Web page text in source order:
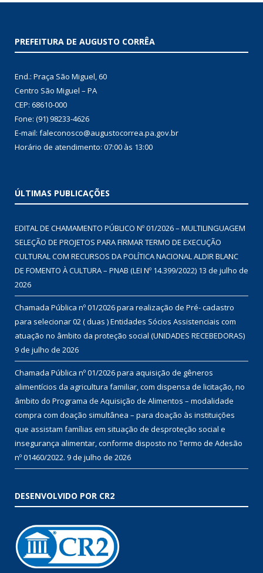
PREFEITURA DE AUGUSTO CORRÊA
End.: Praça São Miguel, 60
Centro São Miguel – PA
CEP: 68610-000
Fone: (91) 98233-4626
E-mail: faleconosco@augustocorrea.pa.gov.br
Horário de atendimento: 07:00 às 13:00
ÚLTIMAS PUBLICAÇÕES
EDITAL DE CHAMAMENTO PÚBLICO Nº 01/2026 – MULTILINGUAGEM
SELEÇÃO DE PROJETOS PARA FIRMAR TERMO DE EXECUÇÃO
CULTURAL COM RECURSOS DA POLÍTICA NACIONAL ALDIR BLANC
DE FOMENTO À CULTURA – PNAB (LEI Nº 14.399/2022) 13 de julho de
2026
Chamada Pública nº 01/2026 para realização de Pré- cadastro
para selecionar 02 ( duas ) Entidades Sócios Assistenciais com
atuação no âmbito da proteção social (UNIDADES RECEBEDORAS)
9 de julho de 2026
Chamada Pública nº 01/2026 para aquisição de gêneros
alimentícios da agricultura familiar, com dispensa de licitação, no
âmbito do Programa de Aquisição de Alimentos – modalidade
compra com doação simultânea – para doação às instituições
que assistam famílias em situação de desproteção social e
insegurança alimentar, conforme disposto no Termo de Adesão
nº 01460/2022. 9 de julho de 2026
DESENVOLVIDO POR CR2